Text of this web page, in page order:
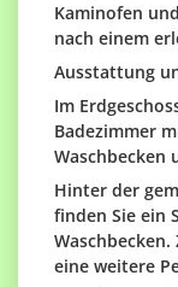
Kaminofen
nach einem
Ausstattung
Im
Badezimmer
Waschbecken
Hinter der
finden Sie ein
eine weitere